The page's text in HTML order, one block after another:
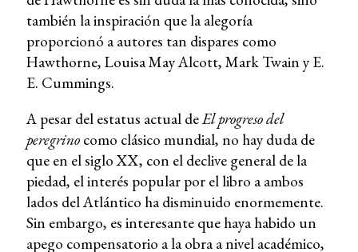
también la inspiración que la alegoría
proporcionó a autores tan dispares como
Hawthorne, Louisa May Alcott, Mark Twain y E.
E. Cummings.
A pesar del estatus actual deEl progreso del
peregrinocomo clásico mundial, no hay duda de
que en el siglo XX, con el declive general de la
piedad, el interés popular por el libro a ambos
lados del Atlántico ha disminuido enormemente.
Sin embargo, es interesante que haya habido un
apego compensatorio a la obra a nivel académico,